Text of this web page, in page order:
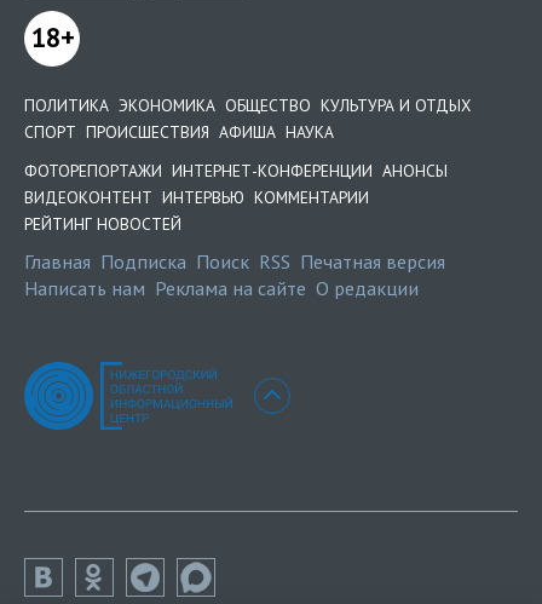
18+
ПОЛИТИКА ЭКОНОМИКА ОБЩЕСТВО КУЛЬТУРА И ОТДЫХ
СПОРТ ПРОИСШЕСТВИЯ АФИША НАУКА
ФОТОРЕПОРТАЖИ ИНТЕРНЕТ-КОНФЕРЕНЦИИ АНОНСЫ
ВИДЕОКОНТЕНТ ИНТЕРВЬЮ КОММЕНТАРИИ
РЕЙТИНГ НОВОСТЕЙ
Главная Подписка Поиск RSS Печатная версия
Написать нам Реклама на сайте О редакции